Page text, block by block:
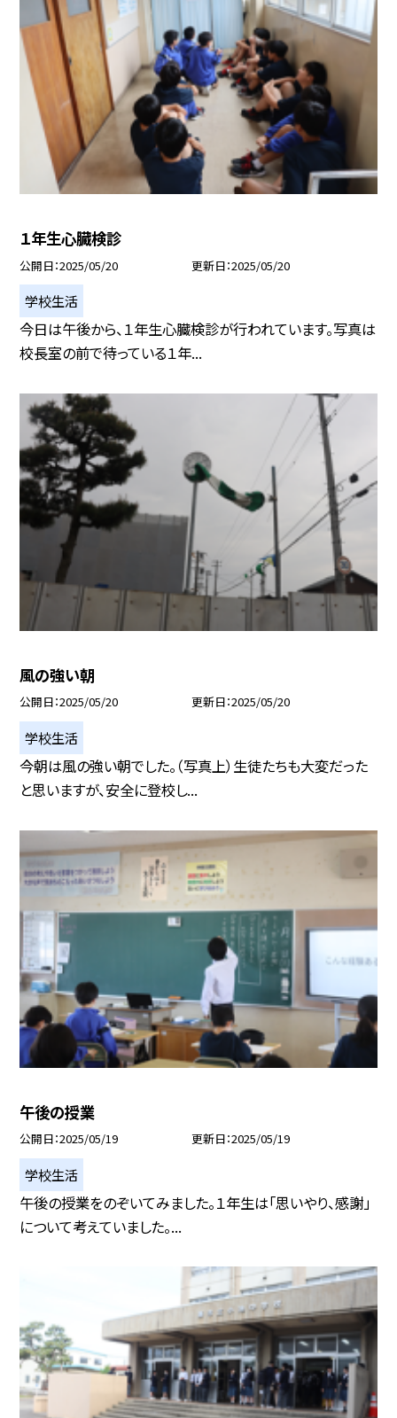
１年生心臓検診
公開日 2025/05/20 更新日 2025/05/20
学校生活
今日は午後から、１年生心臓検診が行われています。写真は
校長室の前で待っている１年...
風の強い朝
公開日 2025/05/20 更新日 2025/05/20
学校生活
今朝は風の強い朝でした。（写真上）生徒たちも大変だった
と思いますが、安全に登校し...
午後の授業
公開日 2025/05/19 更新日 2025/05/19
学校生活
午後の授業をのぞいてみました。１年生は「思いやり、感謝」
について考えていました。...